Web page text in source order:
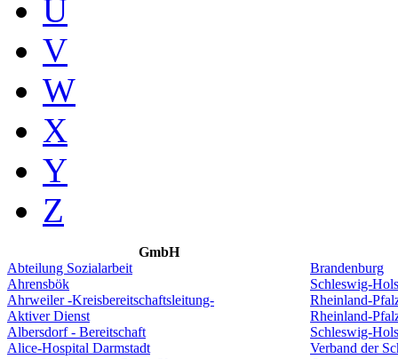
U
V
W
X
Y
Z
GmbH
Abteilung Sozialarbeit
Brandenburg
Ahrensbök
Schleswig-
Ahrweiler -Kreisbereitschaftsleitung-
Rheinland-
Aktiver Dienst
Rheinland-
Albersdorf - Bereitschaft
Schleswig-
Alice-Hospital Darmstadt
Verband der